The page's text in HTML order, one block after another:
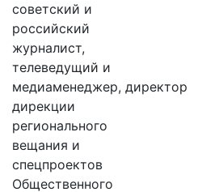
советский и
российский
журналист,
телеведущий и
медиаменеджер, директор
дирекции
регионального
вещания и
спецпроектов
Общественного